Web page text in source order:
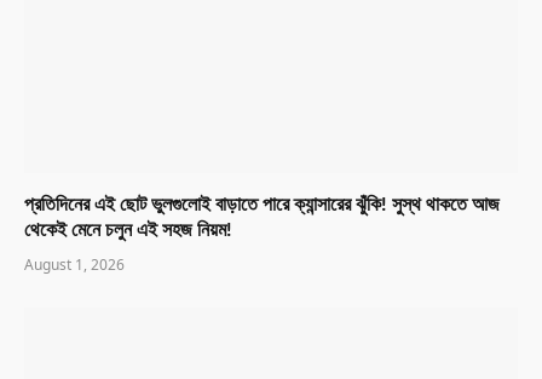
প্রতিদিনের এই ছোট ভুলগুলোই বাড়াতে পারে ক্যান্সারের ঝুঁকি! সুস্থ থাকতে আজ
থেকেই মেনে চলুন এই সহজ নিয়ম!
August 1, 2026